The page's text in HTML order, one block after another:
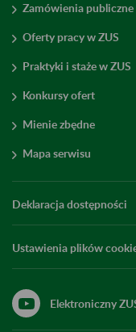
Zamówienia publiczne
Oferty pracy w ZUS
Praktyki i staże w ZUS
Konkursy ofert
Mienie zbędne
Mapa serwisu
Deklaracja dostępności
Ustawienia plików
Elektroniczny